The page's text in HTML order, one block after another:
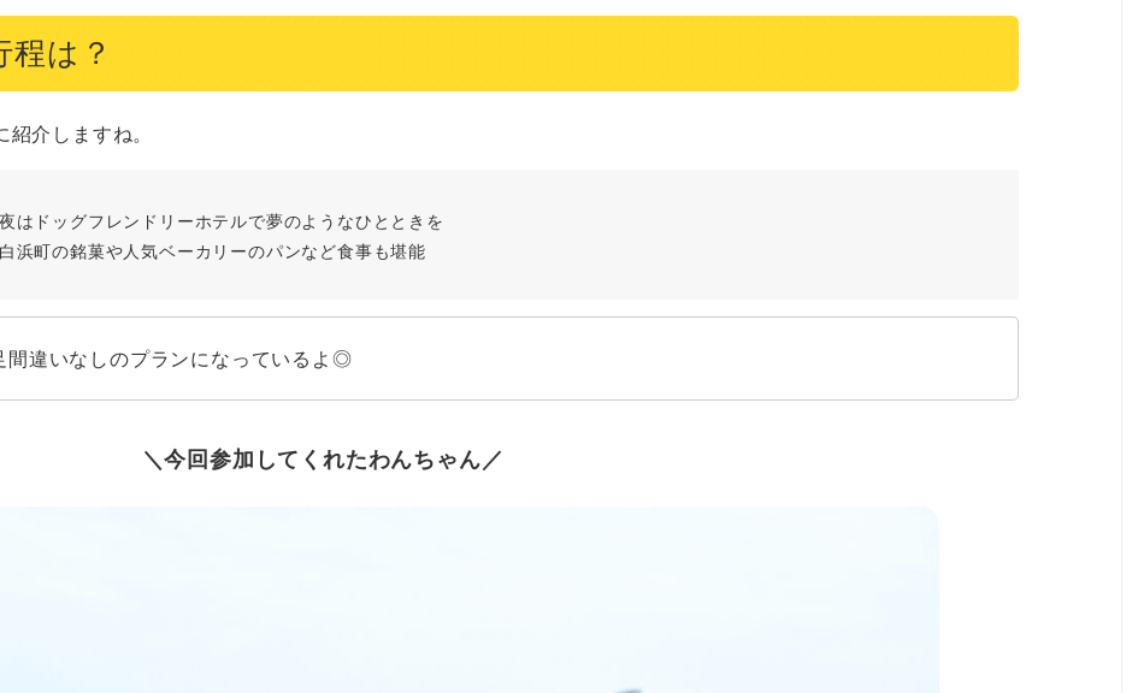
は？
介しますね。
はドッグフレンドリーホテルで夢のようなひとときを
浜町の銘菓や人気ベーカリーのパンなど食事も堪能
間違いなしのプランになっているよ◎
＼今回参加してくれたわんちゃん／